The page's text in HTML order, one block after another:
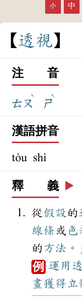
小 中
透 視
注 音
ㄊㄡ
ˋ
ㄕ
ˋ
漢語拼音
tòu shì
釋 義 ▶️
從 假設 的
線條或 色
的 方法 。
例 運用
畫獲得立